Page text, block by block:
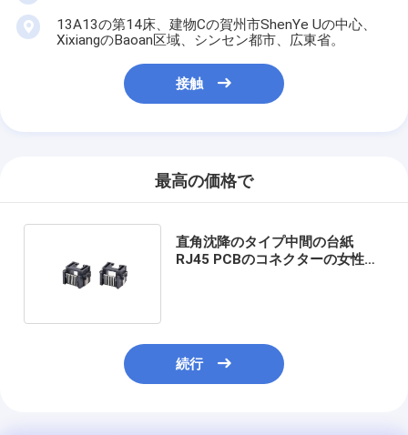
13A13の第14床、建物Cの賀州市ShenYe Uの中心、
XixiangのBaoan区域、シンセン都市、広東省。
接触
最高の価格で
直角沈降のタイプ中間の台紙
RJ45 PCBのコネクターの女性の
続行